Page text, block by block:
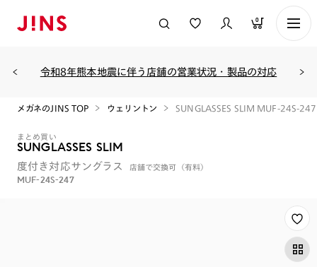
0
令和8年熊本地震に伴う店舗の営業状況・製品の対応
メガネのJINS TOP ウェリントン SUNGLASSES SLIM MUF-24S-247
まとめ買い
SUNGLASSES SLIM
度付き対応サングラス 店舗で交換可（有料）
MUF-24S-247